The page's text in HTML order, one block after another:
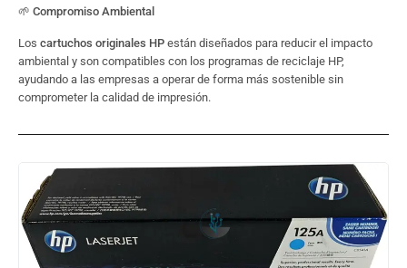
🌱 Compromiso Ambiental
Los cartuchos originales HP están diseñados para reducir el impacto
ambiental y son compatibles con los programas de reciclaje HP,
ayudando a las empresas a operar de forma más sostenible sin
comprometer la calidad de impresión.